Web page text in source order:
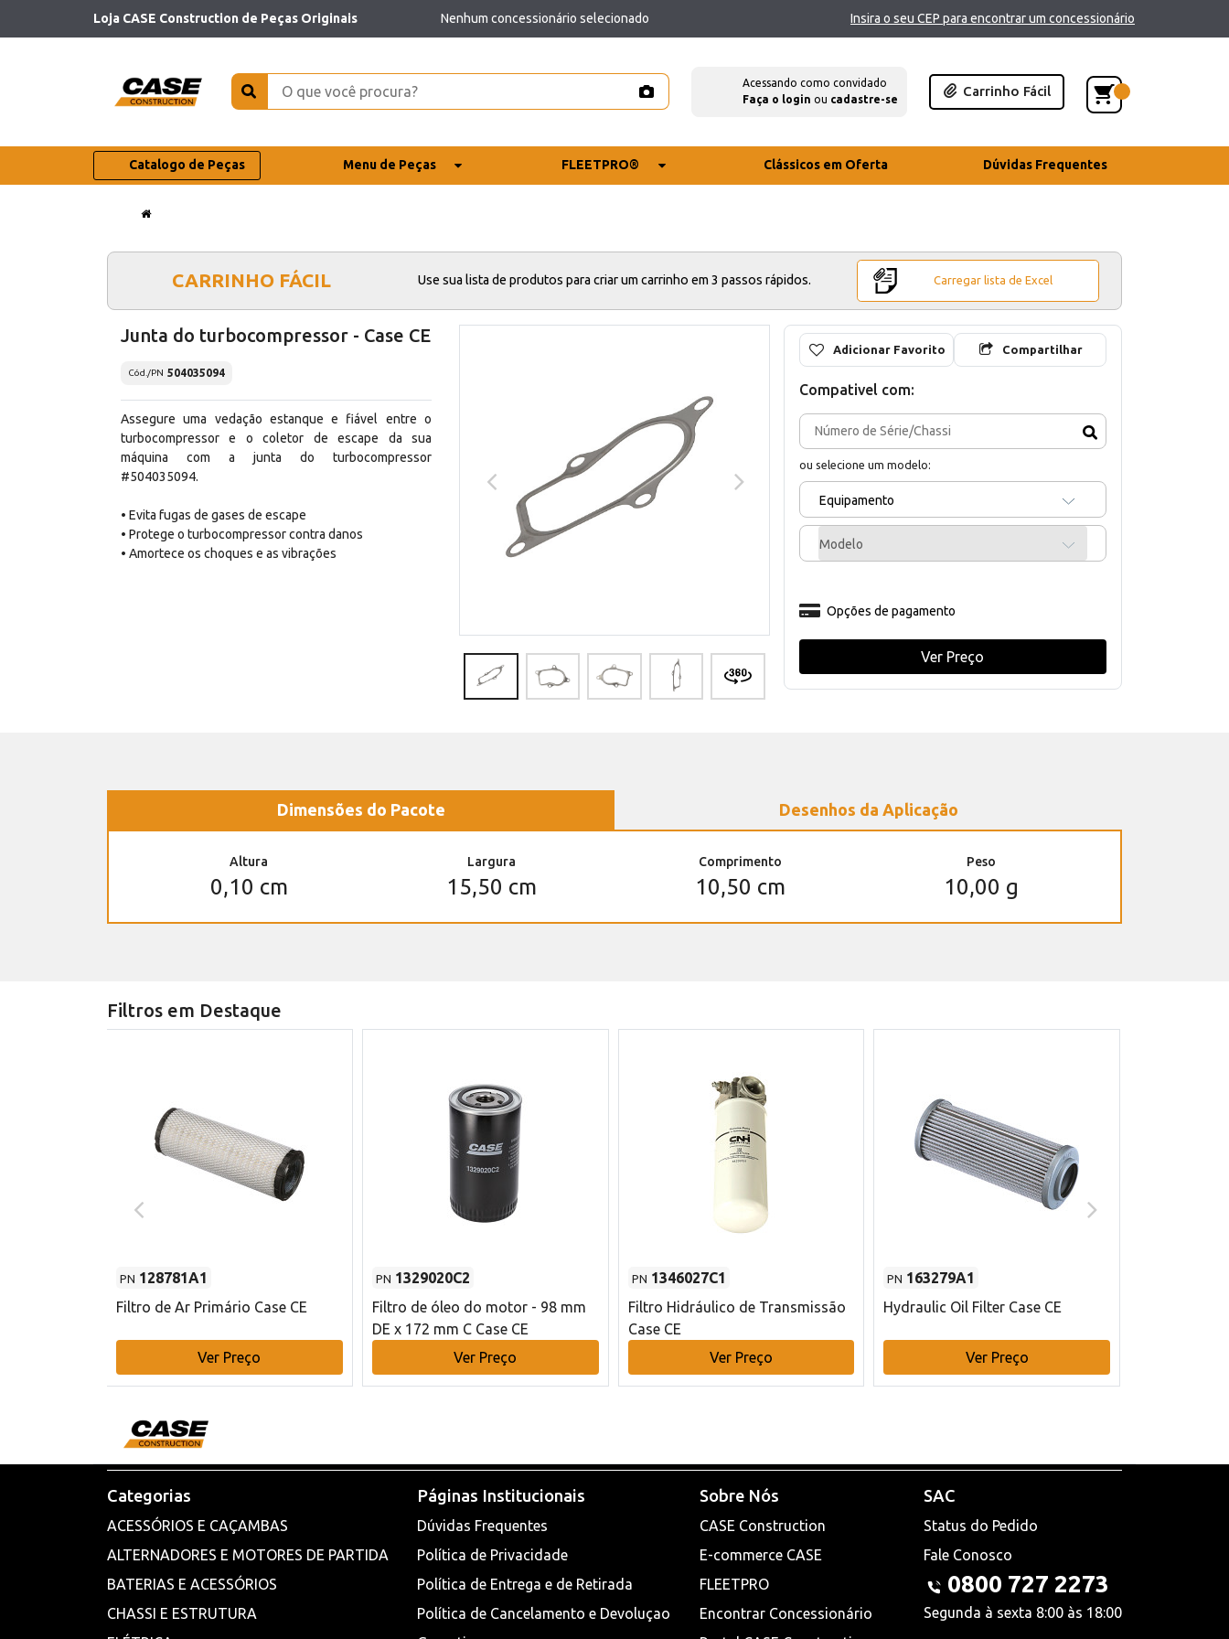
Loja CASE Construction de Peças Originais Nenhum concessionário selecionado Insira o seu CEP para encontrar um concessionário
Acessando como convidado
Faça o login ou cadastre-se
Carrinho Fácil
Catalogo de Peças Menu de Peças FLEETPRO® Clássicos em Oferta Dúvidas Frequentes
CARRINHO FÁCIL Use sua lista de produtos para criar um carrinho em 3 passos rápidos. Carregar lista de Excel
Junta do turbocompressor - Case CE
Cód./PN 504035094
Assegure uma vedação estanque e fiável entre o
turbocompressor e o coletor de escape da sua
máquina com a junta do turbocompressor
#504035094.
• Evita fugas de gases de escape
• Protege o turbocompressor contra danos
• Amortece os choques e as vibrações
Adicionar Favorito Compartilhar
Compativel com:
ou selecione um modelo:
Equipamento
Modelo
Opções de pagamento
Ver Preço
Dimensões do Pacote Desenhos da Aplicação
Altura
0,10 cm
Largura
15,50 cm
Comprimento
10,50 cm
Peso
10,00 g
Filtros em Destaque
PN 128781A1
Filtro de Ar Primário Case CE
Ver Preço
PN 1329020C2
Filtro de óleo do motor - 98 mm
DE x 172 mm C Case CE
Ver Preço
PN 1346027C1
Filtro Hidráulico de Transmissão
Case CE
Ver Preço
PN 163279A1
Hydraulic Oil Filter Case CE
Ver Preço
Categorias
ACESSÓRIOS E CAÇAMBAS
ALTERNADORES E MOTORES DE PARTIDA
BATERIAS E ACESSÓRIOS
CHASSI E ESTRUTURA
Páginas Institucionais
Dúvidas Frequentes
Política de Privacidade
Política de Entrega e de Retirada
Política de Cancelamento e Devoluçao
Sobre Nós
CASE Construction
E-commerce CASE
FLEETPRO
Encontrar Concessionário
SAC
Status do Pedido
Fale Conosco
0800 727 2273
Segunda à sexta 8:00 às 18:00